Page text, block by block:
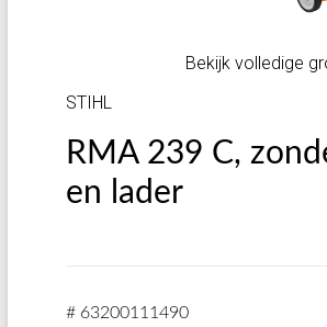
Bekijk volledige
STIHL
RMA 239 C,
en lader
# 63200111490